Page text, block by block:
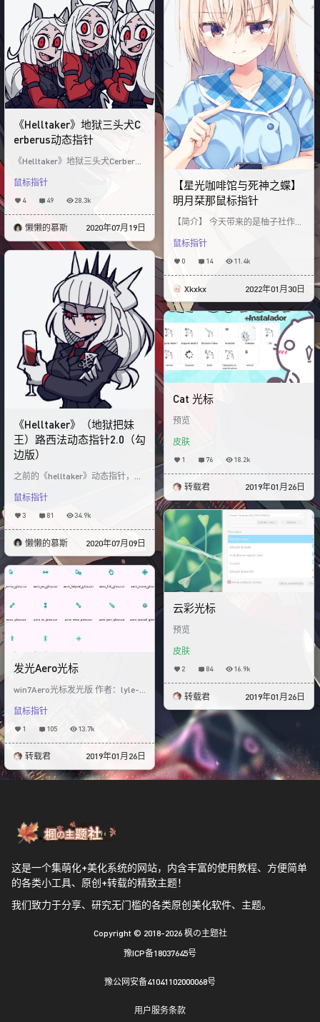
【星光咖啡馆与死神之蝶】
明月栞那鼠标指针
【简介】 今天带来的是柚子社作品
月栞那鼠标指针动态皮肤！ 其中包
含大约15种不同
鼠标指针
0 14 11.4k
Xkxkx 2022年01月30日
《Helltaker》地狱三头犬C
erberus动态指针
《Helltaker》地狱三头犬Cerberus
是相同风格，希望大家喜欢哦！ 右
鼠标指针
4 49 28.3k
懒懒的慕斯 2020年07月19日
《Helltaker》（地狱把妹
王）路西法动态指针2.0（勾
边版）
之前的《helltaker》动态指针，很
楚，因此特别制作了勾边版方便大
家使用 如果
鼠标指针
3 81 34.9k
懒懒的慕斯 2020年07月09日
Cat 光标
预览
皮肤
1 76 18.2k
转载君 2019年01月26日
云彩光标
预览
皮肤
2 84 16.9k
转载君 2019年01月26日
发光Aero光标
win7Aero光标发光版 作者：lyle-t
鼠标指针
1 105 13.7k
转载君 2019年01月26日
这是一个集萌化+美化系统的网站，内含丰富的使用教程、方便简单
的各类小工具、原创+转载的精致主题！
我们致力于分享、研究无门槛的各类原创美化软件、主题。
Copyright © 2018-2026枫の主题社
豫ICP备18037645号
豫公网安备41041102000068号
用户服务条款